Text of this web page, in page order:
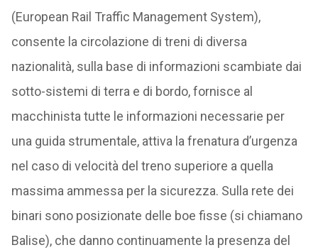
(European Rail Traffic Management System),
consente la circolazione di treni di diversa
nazionalità, sulla base di informazioni scambiate dai
sotto-sistemi di terra e di bordo, fornisce al
macchinista tutte le informazioni necessarie per
una guida strumentale, attiva la frenatura d’urgenza
nel caso di velocità del treno superiore a quella
massima ammessa per la sicurezza. Sulla rete dei
binari sono posizionate delle boe fisse (si chiamano
Balise), che danno continuamente la presenza del